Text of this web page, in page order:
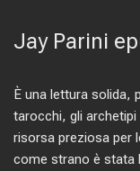
Jay Parini
È una lettura solida,
tarocchi, gli
risorsa preziosa per
come strano è stata